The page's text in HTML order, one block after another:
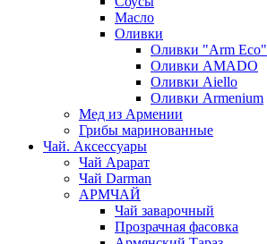
Масло
Оливки
Оливки "Arm Eco"
Оливки AMADO
Оливки Aiello
Оливки Armenium
Мед из Армении
Грибы маринованные
Чай. Аксессуары
Чай Арарат
Чай Darman
АРМЧАЙ
Чай заварочный
Прозрачная фасовка